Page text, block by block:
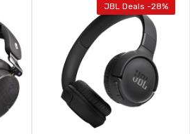
JBL Deals -28%